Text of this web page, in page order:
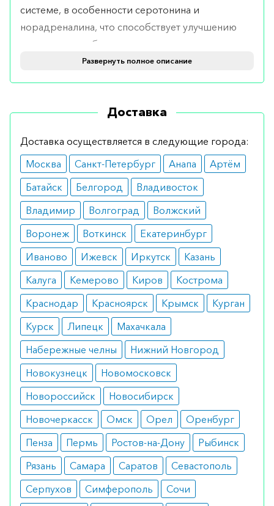
системе, в особенности серотонина и
норадреналина, что способствует улучшению
настроения и общего состояния пациента.
Препарат также обладает некоторым
сопровождающихся тревожностью и
Показания
Медикамент рекомендуется для лечения:
мажорного депрессивного расстройства;
нервной булимии;
панических расстройств;
ночного энуреза у детей старше 6 лет, в
случаях, когда органические причины
исключены.
Противопоказания
Препарат не должен применяться при:
аллергии на имипрамин или другой
компонент препарата;
недавнем инфаркте миокарда;
заболеваниях сердца;
глаукоме;
задержке мочи.
Побочные эффекты
К возможным негативным реакциям относятся:
головокружение, головная боль;
сухость во рту, запор;
Развернуть полное описание
Доставка
Доставка осуществляется в следующие города:
Москва
Санкт-Петербург Анапа
Артём
Батайск
Белгород
Владивосток
Владимир
Волгоград
Волжский
Воронеж
Воткинск
Екатеринбург
Иваново
Ижевск Иркутск
Казань
Калуга
Кемерово Киров
Кострома
Краснодар
Красноярск Крымск
Курган
Курск
Липецк
Махачкала
Набережные челны
Нижний Новгород
Новокузнецк
Новомосковск
Новороссийск
Новосибирск
Новочеркасск
Омск Орел
Оренбург
Пенза
Пермь Ростов-на-Дону
Рыбинск
Рязань
Самара Саратов
Севастополь
Серпухов
Симферополь
Сочи